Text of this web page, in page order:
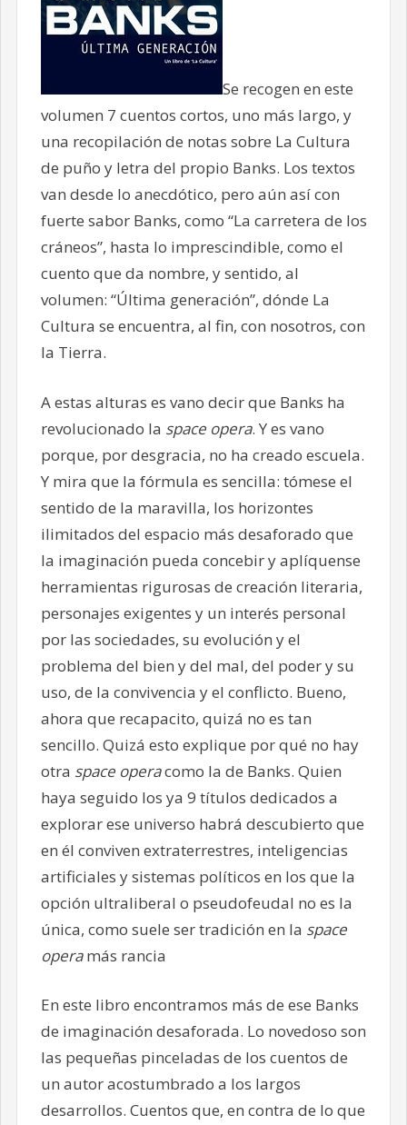
Se recogen en este
volumen 7 cuentos cortos, uno más largo, y
una recopilación de notas sobre La Cultura
de puño y letra del propio Banks. Los textos
van desde lo anecdótico, pero aún así con
fuerte sabor Banks, como “La carretera de los
cráneos”, hasta lo imprescindible, como el
cuento que da nombre, y sentido, al
volumen: “Última generación”, dónde La
Cultura se encuentra, al fin, con nosotros, con
la Tierra.
A estas alturas es vano decir que Banks ha
revolucionado la space opera. Y es vano
porque, por desgracia, no ha creado escuela.
Y mira que la fórmula es sencilla: tómese el
sentido de la maravilla, los horizontes
ilimitados del espacio más desaforado que
la imaginación pueda concebir y aplíquense
herramientas rigurosas de creación literaria,
personajes exigentes y un interés personal
por las sociedades, su evolución y el
problema del bien y del mal, del poder y su
uso, de la convivencia y el conflicto. Bueno,
ahora que recapacito, quizá no es tan
sencillo. Quizá esto explique por qué no hay
otra space operacomo la de Banks. Quien
haya seguido los ya 9 títulos dedicados a
explorar ese universo habrá descubierto que
en él conviven extraterrestres, inteligencias
artificiales y sistemas políticos en los que la
opción ultraliberal o pseudofeudal no es la
única, como suele ser tradición en la space
operamás rancia
En este libro encontramos más de ese Banks
de imaginación desaforada. Lo novedoso son
las pequeñas pinceladas de los cuentos de
un autor acostumbrado a los largos
desarrollos. Cuentos que, en contra de lo que